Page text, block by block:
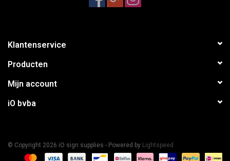
Klantenservice
Producten
Mijn account
iO bvba
© Copyright 2026 iO sign supplies - Powered by Lightspeed